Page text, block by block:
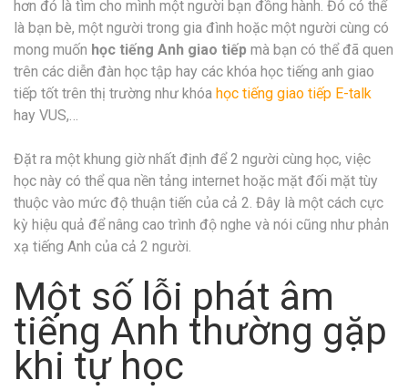
hơn đó là tìm cho mình một người bạn đồng hành. Đó có thể
là bạn bè, một người trong gia đình hoặc một người cùng có
mong muốn học tiếng Anh giao tiếp mà bạn có thể đã quen
trên các diễn đàn học tập hay các khóa học tiếng anh giao
tiếp tốt trên thị trường như khóa học tiếng giao tiếp E-talk
hay VUS,…
Đặt ra một khung giờ nhất định để 2 người cùng học, việc
học này có thể qua nền tảng internet hoặc mặt đối mặt tùy
thuộc vào mức độ thuận tiến của cả 2. Đây là một cách cực
kỳ hiệu quả để nâng cao trình độ nghe và nói cũng như phản
xạ tiếng Anh của cả 2 người.
Một số lỗi phát âm
tiếng Anh thường gặp
khi tự học